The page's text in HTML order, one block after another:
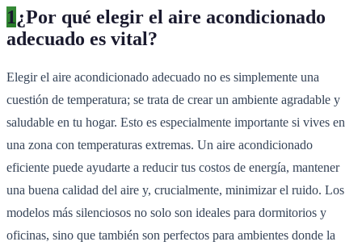
1¿Por qué elegir el aire acondicionado
adecuado es vital?
Elegir el aire acondicionado adecuado no es simplemente una
cuestión de temperatura; se trata de crear un ambiente agradable y
saludable en tu hogar. Esto es especialmente importante si vives en
una zona con temperaturas extremas. Un aire acondicionado
eficiente puede ayudarte a reducir tus costos de energía, mantener
una buena calidad del aire y, crucialmente, minimizar el ruido. Los
modelos más silenciosos no solo son ideales para dormitorios y
oficinas, sino que también son perfectos para ambientes donde la